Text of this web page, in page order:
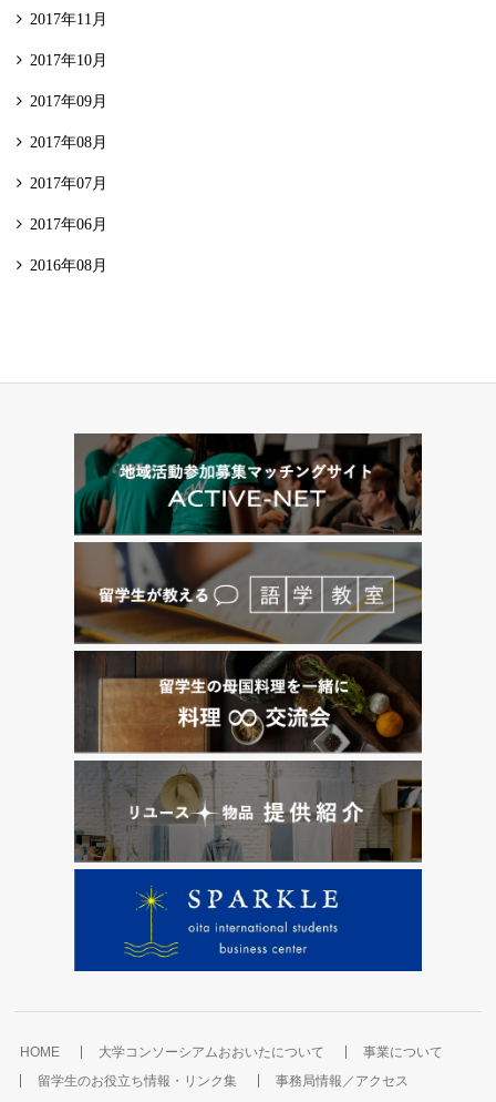
2017年11月
2017年10月
2017年09月
2017年08月
2017年07月
2017年06月
2016年08月
HOME 大学コンソーシアムおおいたについて
事業について
留学生のお役立ち情報・リンク集
事務局情報／アクセス